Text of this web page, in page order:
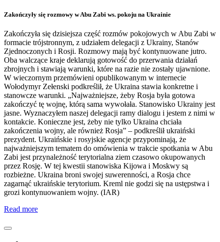
Zakończyły się rozmowy w Abu Zabi ws. pokoju na Ukrainie
Zakończyła się dzisiejsza część rozmów pokojowych w Abu Zabi w
formacie trójstronnym, z udziałem delegacji z Ukrainy, Stanów
Zjednoczonych i Rosji. Rozmowy mają być kontynuowane jutro.
Oba walczące kraje deklarują gotowość do przerwania działań
zbrojnych i stawiają warunki, które na razie nie zostały ujawnione.
W wieczornym przemówieni opublikowanym w internecie
Wołodymyr Zełenski podkreślił, że Ukraina stawia konkretne i
stanowcze warunki. „Najważniejsze, żeby Rosja była gotowa
zakończyć tę wojnę, którą sama wywołała. Stanowisko Ukrainy jest
jasne. Wyznaczyłem naszej delegacji ramy dialogu i jestem z nimi w
kontakcie. Konieczne jest, żeby nie tylko Ukraina chciała
zakończenia wojny, ale również Rosja” – podkreślił ukraiński
prezydent. Ukraińskie i rosyjskie agencje przypominają, że
najważniejszym tematem do omówienia w trakcie spotkania w Abu
Zabi jest przynależność terytorialna ziem czasowo okupowanych
przez Rosję. W tej kwestii stanowiska Kijowa i Moskwy są
rozbieżne. Ukraina broni swojej suwerenności, a Rosja chce
zagarnąć ukraińskie terytorium. Kreml nie godzi się na ustępstwa i
grozi kontynuowaniem wojny. (IAR)
Read more